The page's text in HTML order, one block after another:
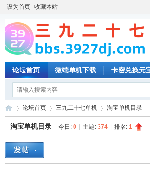
设为首页 收藏本站
论坛首页 微端单机下载 卡密兑换元
»
论坛首页 三九二十七单机 淘宝单机目录
淘宝单机目录 今日: 0 主题: 374 排名: 1